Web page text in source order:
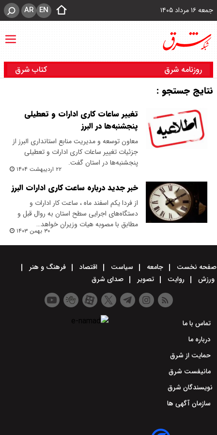
جمعه ۱۶ مرداد ۱۴۰۵ EN
AR
روزنامه شرق کتاب شرق
نتایج جستجو :
تغییر ساعات کاری ادارات و تعطیلی
پنجشنبه‌ها در البرز
معاون توسعه و مدیریت منابع استانداری البرز از
جزئیات تغییر ساعات کاری ادارات و تعطیلی
پنجشنبه‌ها در استان گفت.
۲۲ اردیبهشت ۱۴۰۴
خبر جدید درباره ساعت کاری ادارات البرز
از فردا یکم اسفند ماه ، ساعت کار ادارات و
دستگاه‌های اجرایی سطح استان به روال قبل و
مطابق با مصوبه هیات وزیران خواهد…
۳۰ بهمن ۱۴۰۳
صفحه نخست جامعه سیاست اقتصاد
فرهنگ و هنر
ورزش
روایت تصویر صدای شرق
تماس با ما
درباره ما
حمایت از شرق
مانیفست شرق
نویسندگان شرق
سازمان آگهی ها